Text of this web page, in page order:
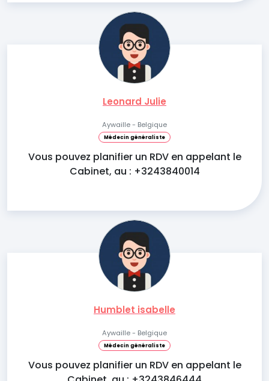
Leonard Julie
Aywaille - Belgique
Médecin généraliste
Vous pouvez planifier un RDV en appelant le
Cabinet, au : +3243840014
Humblet isabelle
Aywaille - Belgique
Médecin généraliste
Vous pouvez planifier un RDV en appelant le